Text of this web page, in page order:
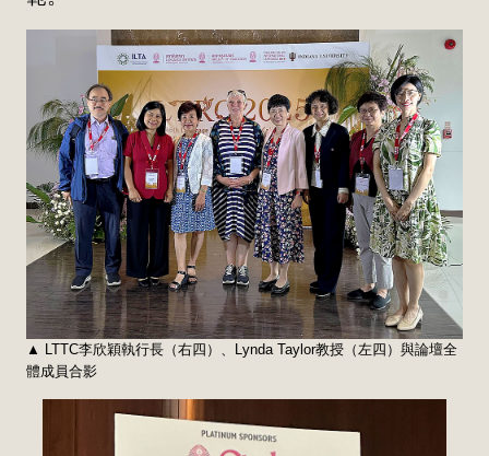
▲ LTTC李欣穎執行長（右四）、Lynda Taylor教授（左四）與論壇全
體成員合影